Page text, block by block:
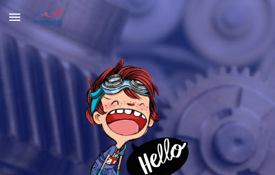
Skip to main content Skip to navigation